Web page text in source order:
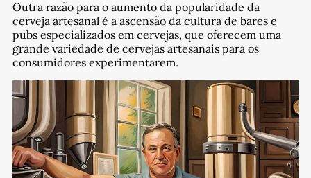
Outra razão para o aumento da popularidade da
cerveja artesanal é a ascensão da cultura de bares e
pubs especializados em cervejas, que oferecem uma
grande variedade de cervejas artesanais para os
consumidores experimentarem.